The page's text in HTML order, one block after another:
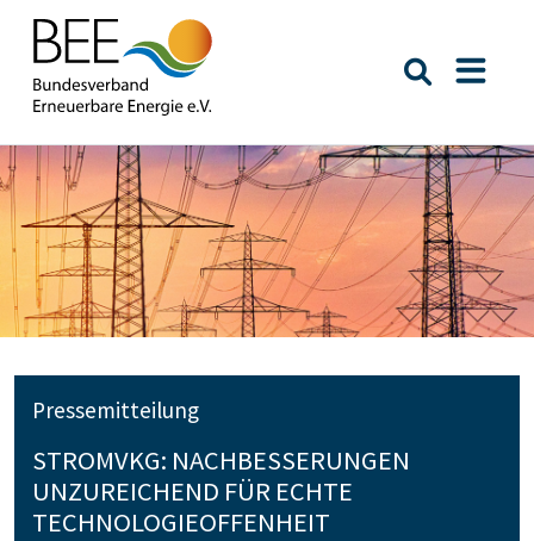
Suche
Pressemitteilung
STROMVKG: NACHBESSERUNGEN
UNZUREICHEND FÜR ECHTE
TECHNOLOGIEOFFENHEIT